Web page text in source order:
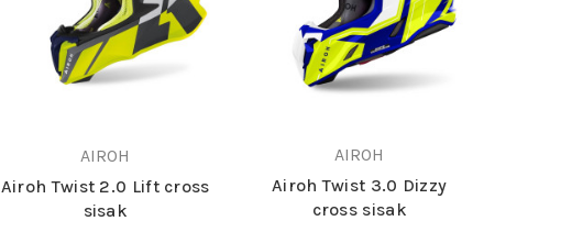
AIROH
Airoh Twist 2.0 Lift cross
sisak
AIROH
Airoh Twist 3.0 Dizzy
cross sisak